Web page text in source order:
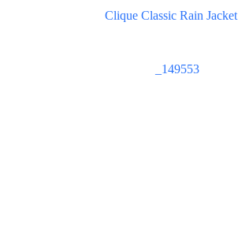
Clique Classic Rain Jacket